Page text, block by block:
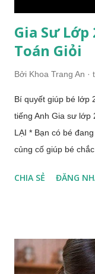
Gia Sư
Toán Giỏi
Bởi Khoa Trang An
Bí quyết giúp bé lớp
tiếng Anh Gia sư lớp
LẠI * Bạn có bé
củng cố giúp bé
Toán và tiếng Việt?
bài vở, có ý thức
sau? * Con bạn học
CHIA SẺ ĐĂNG